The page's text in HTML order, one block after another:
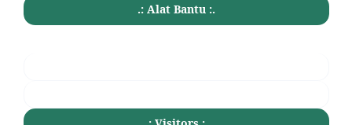
.: Alat Bantu :.